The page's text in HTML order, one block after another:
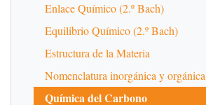
Enlace Químico (2.º Bach)
Equilibrio Químico (2.º Bach)
Estructura de la Materia
Nomenclatura inorgánica y orgánica
Química del Carbono